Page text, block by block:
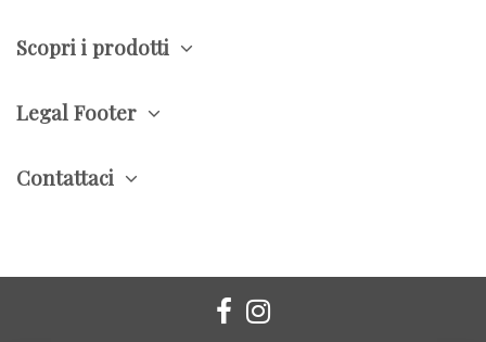
Scopri i prodotti
Legal Footer
Contattaci